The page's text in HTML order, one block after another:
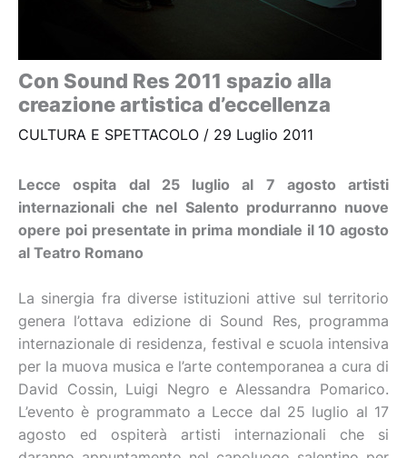
Con Sound Res 2011 spazio alla
creazione artistica d’eccellenza
CULTURA E SPETTACOLO / 29 Luglio 2011
Lecce ospita dal 25 luglio al 7 agosto artisti
internazionali che nel Salento produrranno nuove
opere poi presentate in prima mondiale il 10 agosto
al Teatro Romano
La sinergia fra diverse istituzioni attive sul territorio
genera l’ottava edizione di Sound Res, programma
internazionale di residenza, festival e scuola intensiva
per la muova musica e l’arte contemporanea a cura di
David Cossin, Luigi Negro e Alessandra Pomarico.
L’evento è programmato a Lecce dal 25 luglio al 17
agosto ed ospiterà artisti internazionali che si